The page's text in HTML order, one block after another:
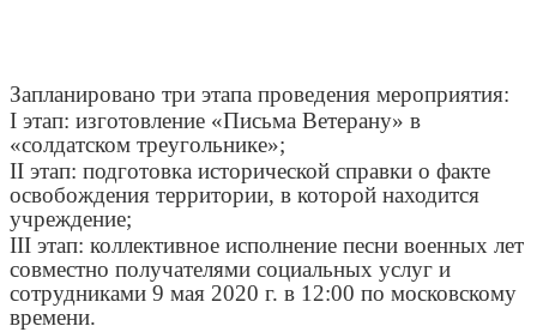
Запланировано три этапа проведения мероприятия:
I этап: изготовление «Письма Ветерану» в
«солдатском треугольнике»;
II этап: подготовка исторической справки о факте
освобождения территории, в которой находится
учреждение;
III этап: коллективное исполнение песни военных лет
совместно получателями социальных услуг и
сотрудниками 9 мая 2020 г. в 12:00 по московскому
времени.